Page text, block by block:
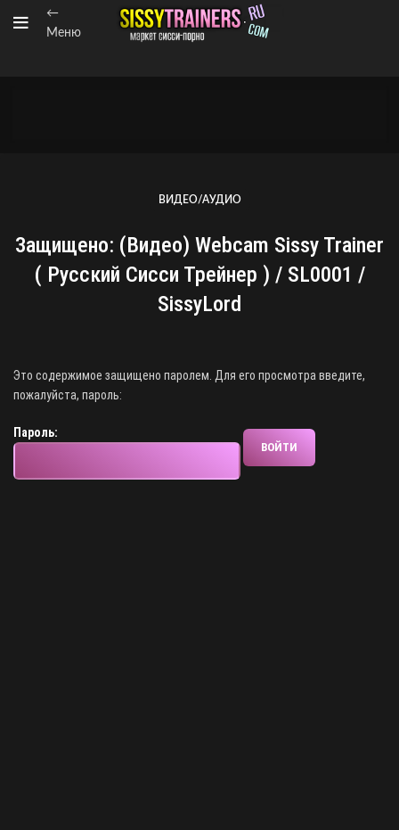
←
Меню
ВИДЕО/АУДИО
Защищено: (Видео) Webcam Sissy Trainer
( Русский Сисси Трейнер ) / SL0001 /
SissyLord
Это содержимое защищено паролем. Для его просмотра введите,
пожалуйста, пароль:
Пароль: